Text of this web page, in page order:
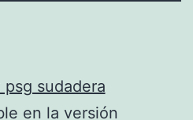
en la versión